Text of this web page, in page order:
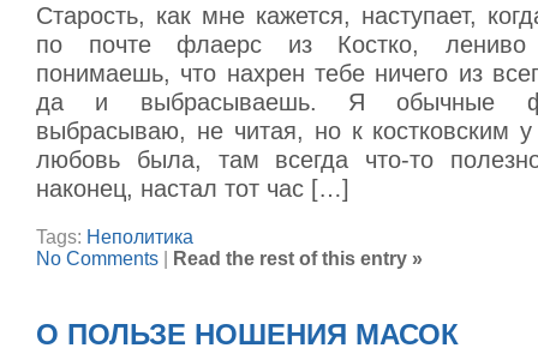
Старость, как мне кажется, наступает,
по почте флаерс из Костко, лениво
понимаешь, что нахрен тебе ничего из
да и выбрасываешь. Я обычные
выбрасываю, не читая, но к костковским
любовь была, там всегда что-то
наконец, настал тот час […]
Tags: Неполитика
No Comments
Read the rest of this entry »
О ПОЛЬЗЕ НОШЕНИЯ МАСОК